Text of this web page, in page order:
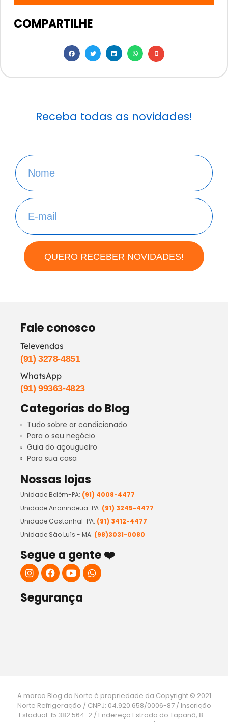
COMPARTILHE
Receba todas as novidades!
QUERO RECEBER NOVIDADES!
Fale conosco
Televendas
(91) 3278-4851
WhatsApp
(91) 99363-4823
Categorias do Blog
Tudo sobre ar condicionado
Para o seu negócio
Guia do açougueiro
Para sua casa
Nossas lojas
Unidade Belém-PA: (91) 4008-4477
Unidade Ananindeua-PA: (91) 3245-4477
Unidade Castanhal-PA: (91) 3412-4477
Unidade São Luís - MA: (98)3031-0080
Segue a gente ❤️
Segurança
A marca Blog da Norte é propriedade da Copyright © 2021
Norte Refrigeração / CNPJ: 04.920.658/0006-87 / Inscrição
Estadual: 15.382.564-2 / Endereço Estrada do Tapanã, 8 –